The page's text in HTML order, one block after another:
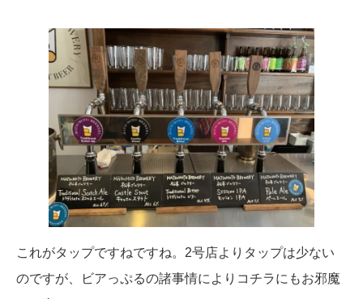
これがタップですねですね。2号店よりタップは少ない
のですが、ビアっぷるの諸事情によりコチラにもお邪魔